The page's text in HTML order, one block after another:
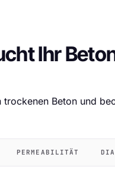
Ihr
trockenen Beton und
PERMEABILITÄT